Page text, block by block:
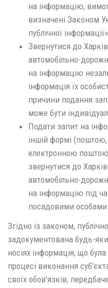
на інформацію,
визначені Законом
публічної інформації».
Звернутися до
автомобільно-
на інформацію
інформація їх
причини подання
може бути
Подати запит на
іншій формі
електронною
звернутися до
автомобільно-
на інформацію під
посадовими особами
Згідно із законом,
задокументована будь-
носіях інформація, що
процесі виконання
своїх обов’язків,